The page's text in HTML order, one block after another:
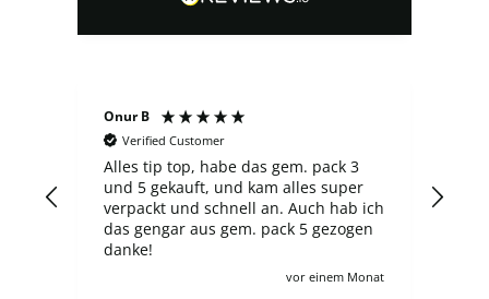
Onur B
Verified Customer
Alles tip top, habe das gem. pack 3
und 5 gekauft, und kam alles super
verpackt und schnell an. Auch hab ich
das gengar aus gem. pack 5 gezogen
danke!
vor einem Monat